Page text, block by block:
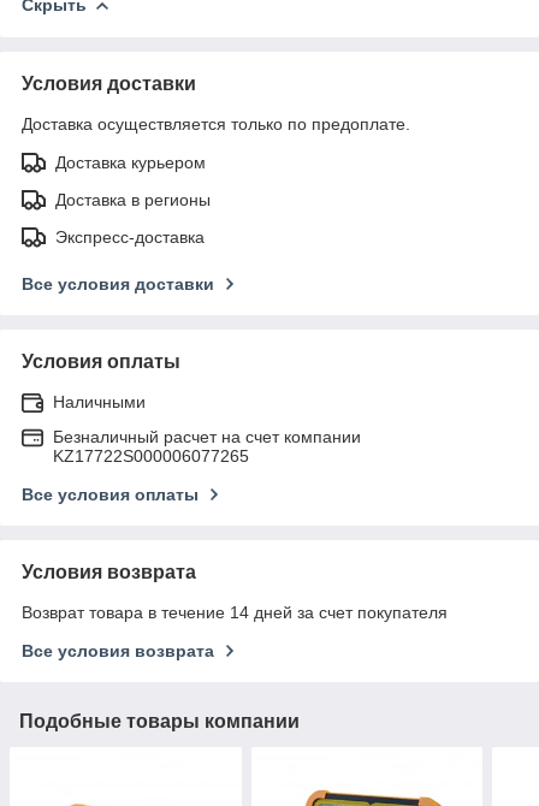
Скрыть
Условия доставки
Доставка осуществляется только по предоплате.
Доставка курьером
Доставка в регионы
Экспресс-доставка
Все условия доставки
Условия оплаты
Наличными
Безналичный расчет на счет компании
KZ17722S000006077265
Все условия оплаты
Условия возврата
Возврат товара в течение 14 дней за счет покупателя
Все условия возврата
Подобные товары компании